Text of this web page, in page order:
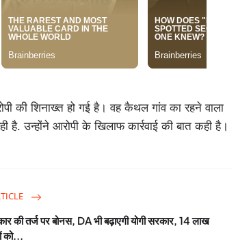
की शिनाख्त हो गई है। वह कैथल गांव का रहने वाला
उन्होंने आरोपी के खिलाफ कार्रवाई की बात कही है।
की तर्ज पर बोनस, DA भी बढ़ाएगी योगी सरकार, 14 लाख
को...